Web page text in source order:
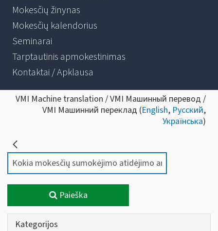
Mokesčių žinynas
Mokesčių kalendorius
Seminarai
Tarptautinis apmokestinimas
Kontaktai / Apklausa
VMI Machine translation / VMI Машинный перевод /
VMI Машинний переклад (English, Русский,
Українська)
Paieška
Kategorijos